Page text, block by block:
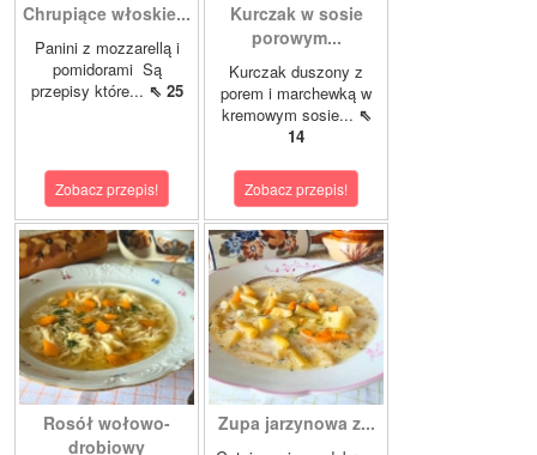
Chrupiące włoskie...
Panini z mozzarellą i
pomidorami Są
przepisy które... ⇖ 25
Zobacz przepis!
Kurczak w sosie
porowym...
Kurczak duszony z
porem i marchewką w
kremowym sosie... ⇖
14
Zobacz przepis!
Rosół wołowo-
drobiowy
Zupa jarzynowa z...